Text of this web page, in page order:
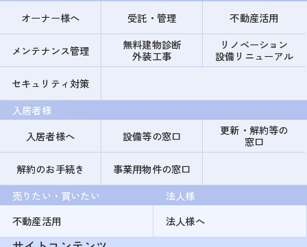
オーナー様へ
受託・管理 不動産活用
メンテナンス管理
無料建物診断
外装工事
リノベーション
設備リニューアル
セキュリティ対策
入居者様
入居者様へ
設備等の窓口
更新・解約等の
窓口
解約のお手続き
事業用物件の窓口
売りたい・買いたい
不動産活用
法人様
法人様へ